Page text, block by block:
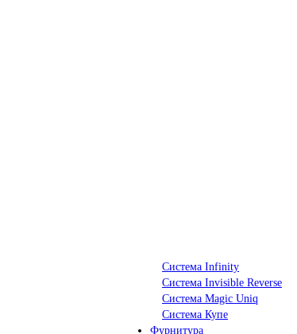
Система Infinity
Система Invisible Reverse
Система Magic Uniq
Система Купе
Фурнитура